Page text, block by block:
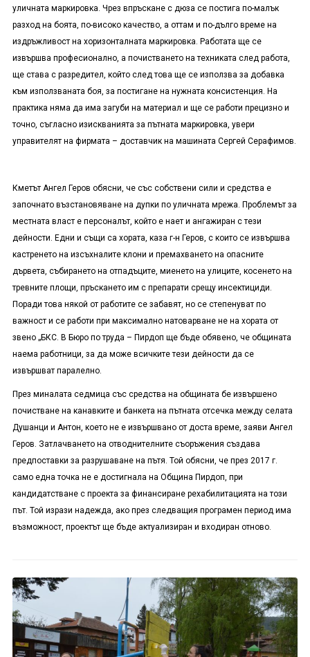
уличната маркировка. Чрез впръскане с дюза се постига по-малък
разход на боята, по-високо качество, а оттам и по-дълго време на
издръжливост на хоризонталната маркировка. Работата ще се
извършва професионално, а почистването на техниката след работа,
ще става с разредител, който след това ще се използва за добавка
към използваната боя, за постигане на нужната консистенция. На
практика няма да има загуби на материал и ще се работи прецизно и
точно, съгласно изискванията за пътната маркировка, увери
управителят на фирмата – доставчик на машината Сергей Серафимов.
Кметът Ангел Геров обясни, че със собствени сили и средства е
започнато възстановяване на дупки по уличната мрежа. Проблемът за
местната власт е персоналът, който е нает и ангажиран с тези
дейности. Едни и същи са хората, каза г-н Геров, с които се извършва
кастренето на изсъхналите клони и премахването на опасните
дървета, събирането на отпадъците, миенето на улиците, косенето на
тревните площи, пръскането им с препарати срещу инсектициди.
Поради това някой от работите се забавят, но се степенуват по
важност и се работи при максимално натоварване не на хората от
звено „БКС. В Бюро по труда – Пирдоп ще бъде обявено, че общината
наема работници, за да може всичките тези дейности да се
извършват паралелно.
През миналата седмица със средства на общината бе извършено
почистване на канавките и банкета на пътната отсечка между селата
Душанци и Антон, което не е извършвано от доста време, заяви Ангел
Геров. Затлачването на отводнителните съоръжения създава
предпоставки за разрушаване на пътя. Той обясни, че през 2017 г.
само една точка не е достигнала на Община Пирдоп, при
кандидатстване с проекта за финансиране рехабилитацията на този
път. Той изрази надежда, ако през следващия програмен период има
възможност, проектът ще бъде актуализиран и входиран отново.